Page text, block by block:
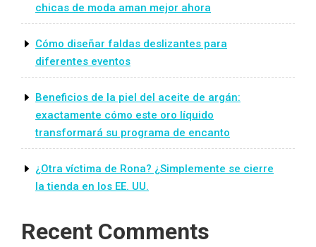
chicas de moda aman mejor ahora
Cómo diseñar faldas deslizantes para
diferentes eventos
Beneficios de la piel del aceite de argán:
exactamente cómo este oro líquido
transformará su programa de encanto
¿Otra víctima de Rona? ¿Simplemente se cierre
la tienda en los EE. UU.
Recent Comments